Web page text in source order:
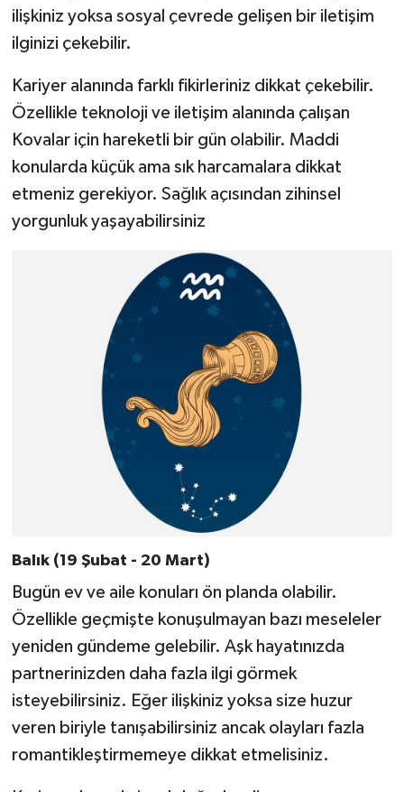
ilişkiniz yoksa sosyal çevrede gelişen bir iletişim
ilginizi çekebilir.
Kariyer alanında farklı fikirleriniz dikkat çekebilir.
Özellikle teknoloji ve iletişim alanında çalışan
Kovalar için hareketli bir gün olabilir. Maddi
konularda küçük ama sık harcamalara dikkat
etmeniz gerekiyor. Sağlık açısından zihinsel
yorgunluk yaşayabilirsiniz
Balık (19 Şubat - 20 Mart)
Bugün ev ve aile konuları ön planda olabilir.
Özellikle geçmişte konuşulmayan bazı meseleler
yeniden gündeme gelebilir. Aşk hayatınızda
partnerinizden daha fazla ilgi görmek
isteyebilirsiniz. Eğer ilişkiniz yoksa size huzur
veren biriyle tanışabilirsiniz ancak olayları fazla
romantikleştirmemeye dikkat etmelisiniz.